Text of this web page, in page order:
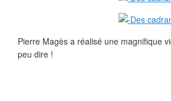
Pierre Magès a réalisé une magnifique
peu dire !